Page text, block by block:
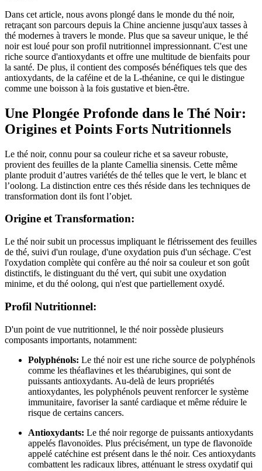
Dans cet article, nous avons plongé dans le monde du thé noir,
retraçant son parcours depuis la Chine ancienne jusqu'aux tasses à
thé modernes à travers le monde. Plus que sa saveur unique, le thé
noir est loué pour son profil nutritionnel impressionnant. C'est une
riche source d'antioxydants et offre une multitude de bienfaits pour
la santé. De plus, il contient des composés bénéfiques tels que des
antioxydants, de la caféine et de la L-théanine, ce qui le distingue
comme une boisson à la fois gustative et bien-être.
Une Plongée Profonde dans le Thé Noir:
Origines et Points Forts Nutritionnels
Le thé noir, connu pour sa couleur riche et sa saveur robuste,
provient des feuilles de la plante Camellia sinensis. Cette même
plante produit d’autres variétés de thé telles que le vert, le blanc et
l’oolong. La distinction entre ces thés réside dans les techniques de
transformation dont ils font l’objet.
Origine et Transformation:
Le thé noir subit un processus impliquant le flétrissement des feuilles
de thé, suivi d'un roulage, d'une oxydation puis d'un séchage. C'est
l'oxydation complète qui confère au thé noir sa couleur et son goût
distinctifs, le distinguant du thé vert, qui subit une oxydation
minime, et du thé oolong, qui n'est que partiellement oxydé.
Profil Nutritionnel:
D'un point de vue nutritionnel, le thé noir possède plusieurs
composants importants, notamment:
Polyphénols: Le thé noir est une riche source de polyphénols
comme les théaflavines et les théarubigines, qui sont de
puissants antioxydants. Au-delà de leurs propriétés
antioxydantes, les polyphénols peuvent renforcer le système
immunitaire, favoriser la santé cardiaque et même réduire le
risque de certains cancers.
Antioxydants: Le thé noir regorge de puissants antioxydants
appelés flavonoïdes. Plus précisément, un type de flavonoïde
appelé catéchine est présent dans le thé noir. Ces antioxydants
combattent les radicaux libres, atténuant le stress oxydatif qui